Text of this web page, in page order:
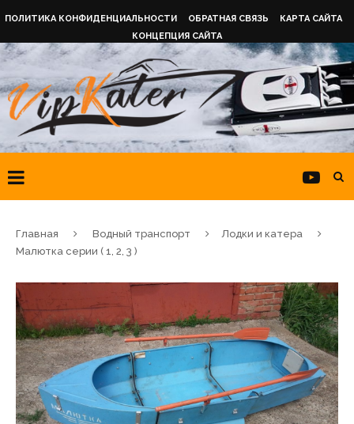
ПОЛИТИКА КОНФИДЕНЦИАЛЬНОСТИ ОБРАТНАЯ СВЯЗЬ
КАРТА САЙТА
КОНЦЕПЦИЯ САЙТА
Главная Водный транспорт
Лодки и катера
Малютка серии ( 1, 2, 3 )